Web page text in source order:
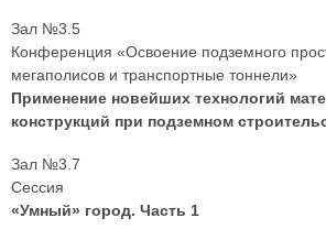
Зал №3.5
Конференция «Освоение подземного
мегаполисов и транспортные тоннели»
Применение новейших технологий
конструкций при подземном
Зал №3.7
Сессия
«Умный» город. Часть 1